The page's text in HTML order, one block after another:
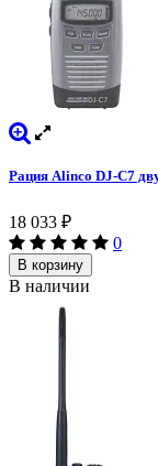
Рация Alinco DJ-С7
18 033 ₽
0
В корзину
В наличии